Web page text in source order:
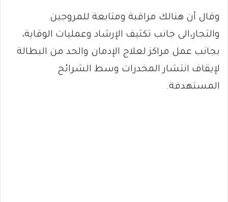
وقال أن هنالك مراقبة ومتابعة للمروجين
والتجار،الى جانب تكثيف الإرشاد وعمليات الوقاية،
بجانب عمل مراكز لعلاج الإدمان والحد من البطالة
لإيقاف انتشار المخدرات وسط الشرائح
المستهدفة.